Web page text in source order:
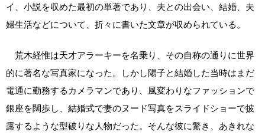
イ、小説を収めた最初の単著であり、夫との出会い、結婚、夫
婦生活などについて、折々に書いた文章が収められている。
荒木経惟は天才アラーキーを名乗り、その自称の通りに世界
的に著名な写真家になった。しかし陽子と結婚した当時はまだ
電通に勤務するカメラマンであり、風変わりなファッションで
銀座を闊歩し、結婚式で妻のヌード写真をスライドショーで披
露するような型破りな人物だった。そんな彼に驚き、あきれな